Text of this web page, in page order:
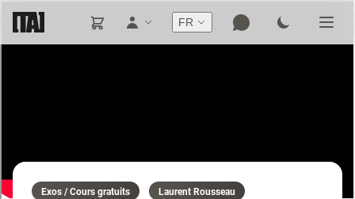
FR
Exos / Cours gratuits Laurent Rousseau